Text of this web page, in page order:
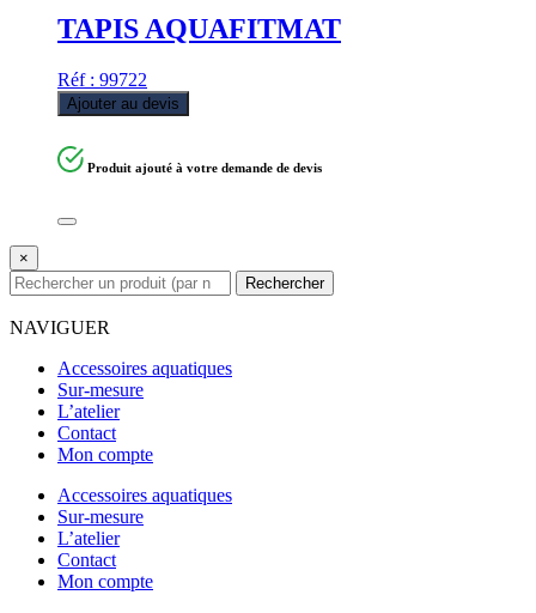
TAPIS AQUAFITMAT
Réf : 99722
Ajouter au devis
Produit ajouté à votre demande de devis
×
Rechercher
NAVIGUER
Accessoires aquatiques
Sur-mesure
L’atelier
Contact
Mon compte
Accessoires aquatiques
Sur-mesure
L’atelier
Contact
Mon compte